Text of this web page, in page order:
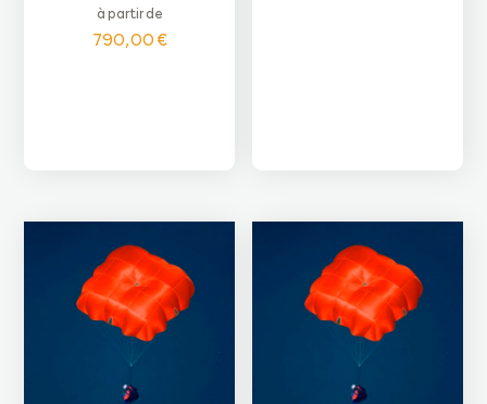
à partir de
790,00€